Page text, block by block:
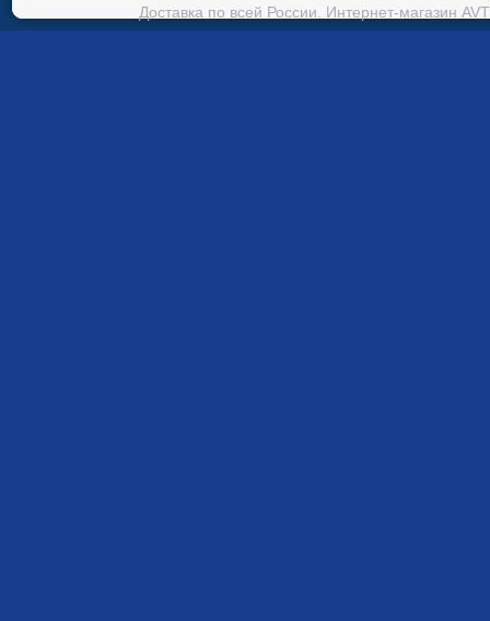
Доставка по всей России. Интернет-магазин